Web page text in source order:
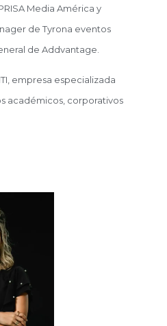
Media América y
de Tyrona eventos
de Addvantage.
empresa especializada
académicos, corporativos